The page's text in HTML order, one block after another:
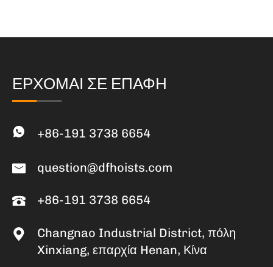
ΕΡΧΟΜΑΙ ΣΕ ΕΠΑΦΗ
+86-191 3738 6654
question@dfhoists.com
+86-191 3738 6654
Changnao Industrial District, πόλη
Xinxiang, επαρχία Henan, Κίνα